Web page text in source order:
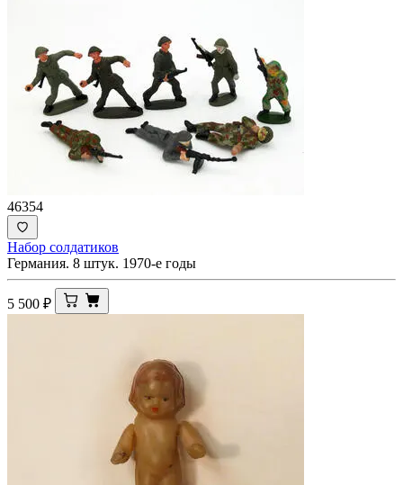
46354
Набор солдатиков
Германия. 8 штук. 1970-е годы
5 500 ₽